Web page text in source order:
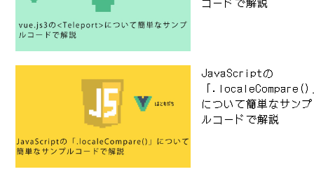
JavaScriptの
「.localeCompare()
について簡単なサンプ
ルコードで解説